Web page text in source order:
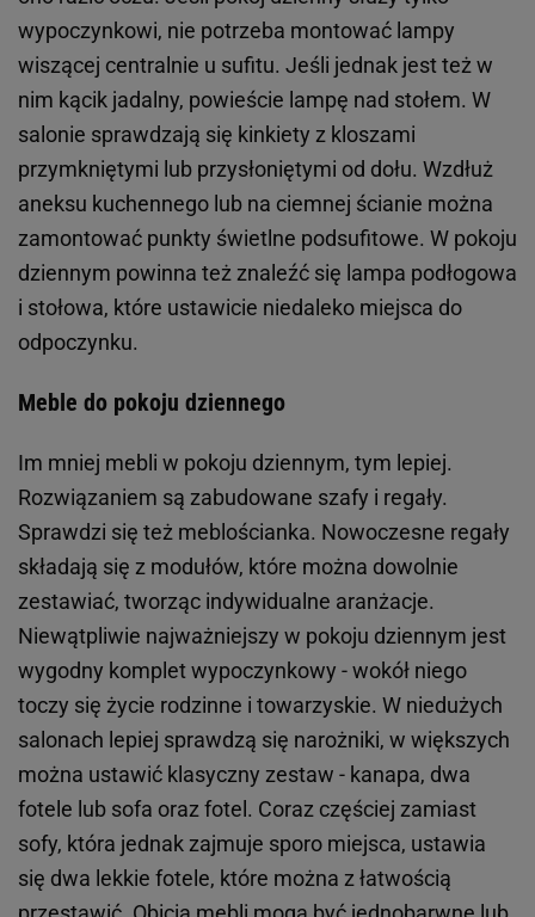
wypoczynkowi, nie potrzeba montować lampy
wiszącej centralnie u sufitu. Jeśli jednak jest też w
nim kącik jadalny, powieście lampę nad stołem. W
salonie sprawdzają się kinkiety z kloszami
przymkniętymi lub przysłoniętymi od dołu. Wzdłuż
aneksu kuchennego lub na ciemnej ścianie można
zamontować punkty świetlne podsufitowe. W pokoju
dziennym powinna też znaleźć się lampa podłogowa
i stołowa, które ustawicie niedaleko miejsca do
odpoczynku.
Meble do pokoju dziennego
Im mniej mebli w pokoju dziennym, tym lepiej.
Rozwiązaniem są zabudowane szafy i regały.
Sprawdzi się też meblościanka. Nowoczesne regały
składają się z modułów, które można dowolnie
zestawiać, tworząc indywidualne aranżacje.
Niewątpliwie najważniejszy w pokoju dziennym jest
wygodny komplet wypoczynkowy - wokół niego
toczy się życie rodzinne i towarzyskie. W niedużych
salonach lepiej sprawdzą się narożniki, w większych
można ustawić klasyczny zestaw - kanapa, dwa
fotele lub sofa oraz fotel. Coraz częściej zamiast
sofy, która jednak zajmuje sporo miejsca, ustawia
się dwa lekkie fotele, które można z łatwością